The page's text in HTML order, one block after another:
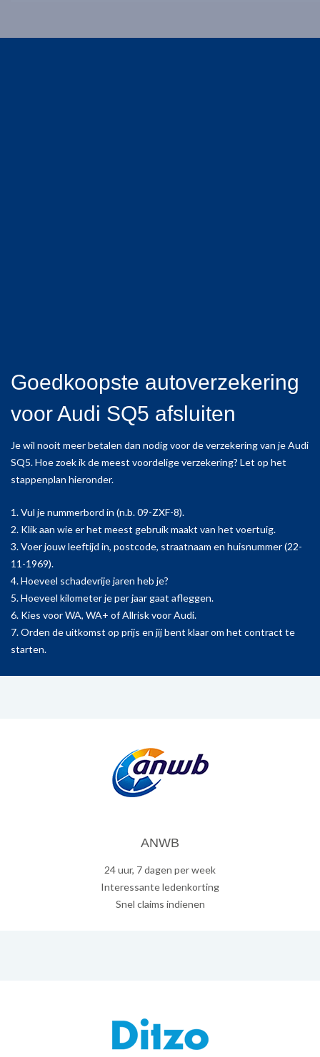
Goedkoopste autoverzekering
voor Audi SQ5 afsluiten
Je wil nooit meer betalen dan nodig voor de verzekering van je Audi
SQ5. Hoe zoek ik de meest voordelige verzekering? Let op het
stappenplan hieronder.
1. Vul je nummerbord in (n.b. 09-ZXF-8).
2. Klik aan wie er het meest gebruik maakt van het voertuig.
3. Voer jouw leeftijd in, postcode, straatnaam en huisnummer (22-
11-1969).
4. Hoeveel schadevrije jaren heb je?
5. Hoeveel kilometer je per jaar gaat afleggen.
6. Kies voor WA, WA+ of Allrisk voor Audi.
7. Orden de uitkomst op prijs en jij bent klaar om het contract te
starten.
ANWB
24 uur, 7 dagen per week
Interessante ledenkorting
Snel claims indienen